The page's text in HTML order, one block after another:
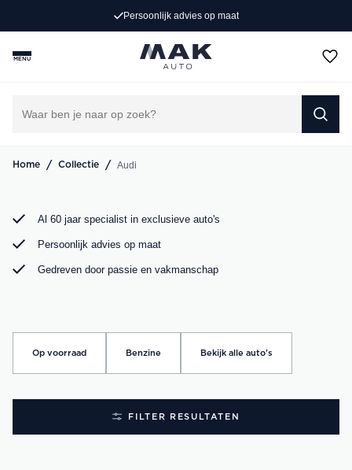
MENU
Home / Collectie / Audi
Op zoek naar een exclusieve Audi occasion? Bij MAK
Auto vind je een zorgvuldig geselecteerd aanbod, van de
sportieve Audi A3 tot de krachtige Audi RS6. Bekijk ons
Al 60 jaar specialist in exclusieve auto's
Persoonlijk advies op maat
Gedreven door passie en vakmanschap
Op voorraad Benzine Bekijk alle auto's
FILTER RESULTATEN